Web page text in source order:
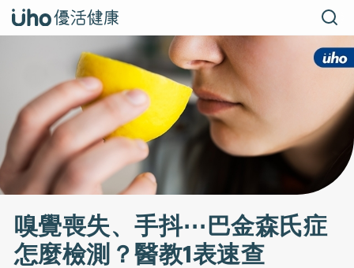
嗅覺喪失、手抖⋯巴金森氏症
怎麼檢測？醫教1表速查